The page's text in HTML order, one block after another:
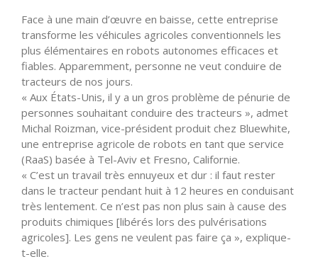
Face à une main d’œuvre en baisse, cette entreprise
transforme les véhicules agricoles conventionnels les
plus élémentaires en robots autonomes efficaces et
fiables. Apparemment, personne ne veut conduire de
tracteurs de nos jours.
« Aux États-Unis, il y a un gros problème de pénurie de
personnes souhaitant conduire des tracteurs », admet
Michal Roizman, vice-président produit chez Bluewhite,
une entreprise agricole de robots en tant que service
(RaaS) basée à Tel-Aviv et Fresno, Californie.
« C’est un travail très ennuyeux et dur : il faut rester
dans le tracteur pendant huit à 12 heures en conduisant
très lentement. Ce n’est pas non plus sain à cause des
produits chimiques [libérés lors des pulvérisations
agricoles]. Les gens ne veulent pas faire ça », explique-
t-elle.